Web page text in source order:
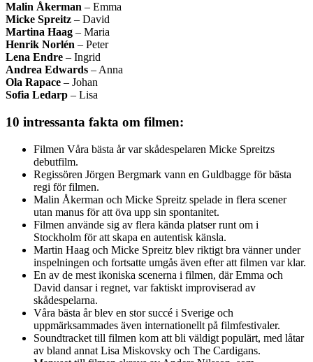
Malin Åkerman – Emma
Micke Spreitz – David
Martina Haag – Maria
Henrik Norlén – Peter
Lena Endre – Ingrid
Andrea Edwards – Anna
Ola Rapace – Johan
Sofia Ledarp – Lisa
10 intressanta fakta om filmen:
Filmen Våra bästa år var skådespelaren Micke Spreitzs
debutfilm.
Regissören Jörgen Bergmark vann en Guldbagge för bästa
regi för filmen.
Malin Åkerman och Micke Spreitz spelade in flera scener
utan manus för att öva upp sin spontanitet.
Filmen använde sig av flera kända platser runt om i
Stockholm för att skapa en autentisk känsla.
Martin Haag och Micke Spreitz blev riktigt bra vänner under
inspelningen och fortsatte umgås även efter att filmen var klar.
En av de mest ikoniska scenerna i filmen, där Emma och
David dansar i regnet, var faktiskt improviserad av
skådespelarna.
Våra bästa år blev en stor succé i Sverige och
uppmärksammades även internationellt på filmfestivaler.
Soundtracket till filmen kom att bli väldigt populärt, med låtar
av bland annat Lisa Miskovsky och The Cardigans.